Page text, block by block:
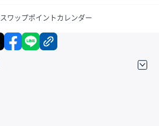
スワップポイントカレンダー
X facebook